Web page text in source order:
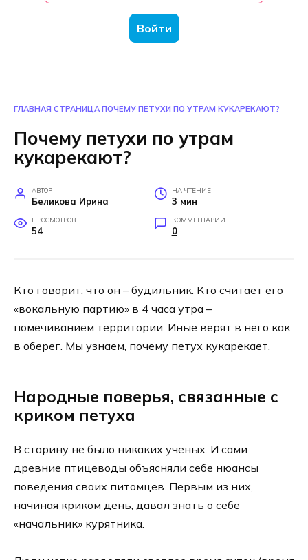
Войти
ГЛАВНАЯ СТРАНИЦА ПОЧЕМУ ПЕТУХИ ПО УТРАМ КУКАРЕКАЮТ?
Почему петухи по утрам
кукарекают?
АВТОР
Беликова Ирина
НА ЧТЕНИЕ
3 мин
ПРОСМОТРОВ
54
КОММЕНТАРИИ
0
Кто говорит, что он – будильник. Кто считает его
«вокальную партию» в 4 часа утра –
помечиванием территории. Иные верят в него как
в оберег. Мы узнаем, почему петух кукарекает.
Народные поверья, связанные с
криком петуха
В старину не было никаких ученых. И сами
древние птицеводы объясняли себе нюансы
поведения своих питомцев. Первым из них,
начиная криком день, давал знать о себе
«начальник» курятника.